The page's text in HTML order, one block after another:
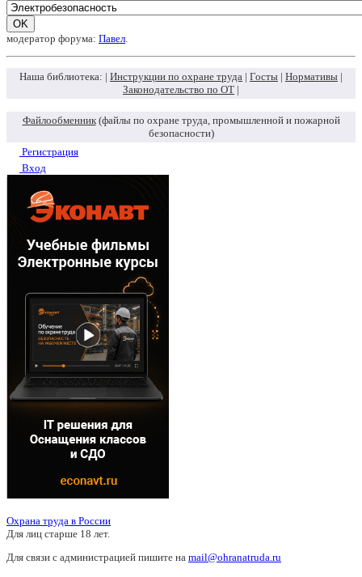
модератор форума: Павел
Наша библиотека: | Инструкции по охране труда | Госты | Нормативы |
Законодательство по ОТ |
Файлообменник(файлы по охране труда, промышленной и пожарной
безопасности)
Регистрация
Вход
Охрана труда в России
Для лиц старше 18 лет.
Для связи с администрацией пишите на mail@ohranatruda.ru